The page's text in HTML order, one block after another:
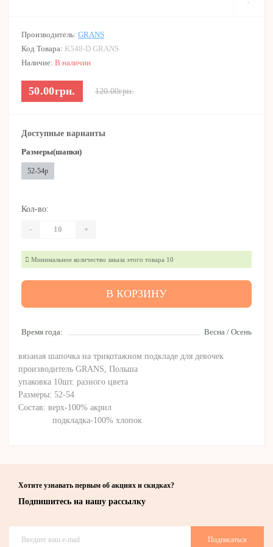
Производитель: GRANS
Код Товара: K548-D GRANS
Наличие: В наличии
50.00грн. 120.00грн.
Время года: Весна / Осень
вязаная шапочка на трикотажном подкладе для девочек
производитель GRANS, Польша
упаковка 10шт. разного цвета
Размеры: 52-54
Состав: верх-100% акрил
подкладка-100% хлопок
Доступные варианты
Размеры(шапки)
52-54р
Кол-во:
- +
Минимальное количество заказа этого товара 10
В КОРЗИНУ
Хотите узнавать первым об акциях и скидках?
Подпишитесь на нашу рассылку
Подписаться